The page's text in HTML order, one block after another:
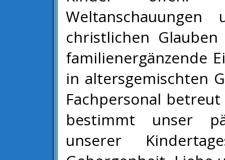
christlichen
familienergänzende
in altersgemischten
Fachpersonal
bestimmt unser
unserer